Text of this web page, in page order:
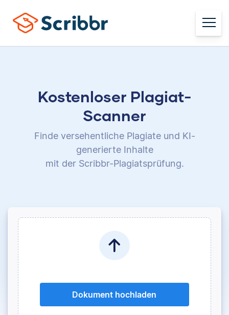
Kostenloser Plagiat-
Scanner
Finde versehentliche Plagiate und KI-
generierte Inhalte
mit der Scribbr-Plagiatsprüfung.
Dokument hochladen